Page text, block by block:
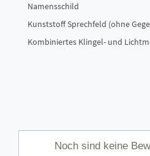
Namensschild
Kunststoff Sprechfeld (ohne
Kombiniertes Klingel- und
Noch sind keine